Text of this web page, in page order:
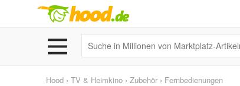
Hood › TV & Heimkino › Zubehör › Fernbedienungen